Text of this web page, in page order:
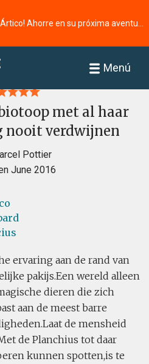
Menú
met al haar
nooit verdwijnen
Pottier
June 2016
ervaring aan de rand van
pakijs.Een wereld alleen
dieren die zich
aan de meest barre
de mensheid
de Planchius tot daar
kunnen spotten,is te